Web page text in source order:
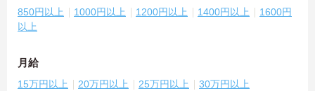
850円以上 1000円以上 1200円以上 1400円以上
1600円
以上
月給
15万円以上 20万円以上 25万円以上 30万円以上